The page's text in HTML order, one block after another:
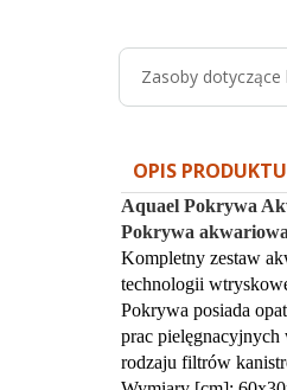
Zasoby
OPIS PRODUKTU
Aquael Pokrywa
Pokrywa akwariowa
Kompletny zestaw
technologii
Pokrywa posiada
prac
rodzaju filtrów